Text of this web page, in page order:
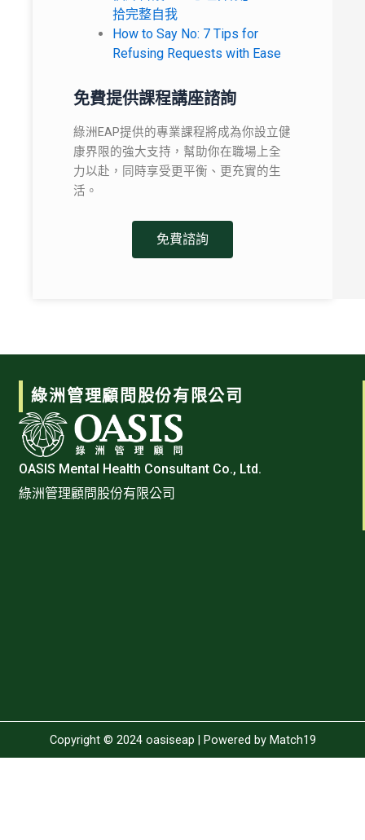
拾完整自我
How to Say No: 7 Tips for
Refusing Requests with Ease
免費提供課程講座諮詢
綠洲EAP提供的專業課程將成為你設立健
康界限的強大支持，幫助你在職場上全
力以赴，同時享受更平衡、更充實的生
活。
免費諮詢
綠洲管理顧問股份有限公司
OASIS Mental Health Consultant Co., Ltd.
綠洲管理顧問股份有限公司
Copyright © 2024 oasiseap | Powered by Match19